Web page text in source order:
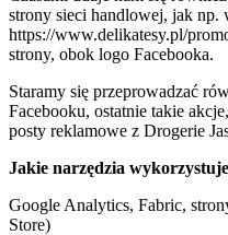
strony sieci handlowej, jak np.
https://www.delikatesy.pl/
strony, obok logo Facebooka.
Staramy się przeprowadzać
Facebooku, ostatnie takie
posty reklamowe z Drogerie
Jakie narzędzia
Google Analytics, Fabric,
Store)